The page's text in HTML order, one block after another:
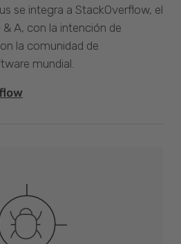
se integra a StackOverflow, el
& A, con la intención de
la comunidad de
mundial.